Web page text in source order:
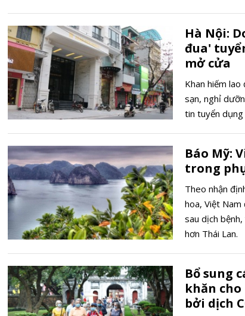
Hà Nội:
đua'
mở cửa
Khan hiếm lao
sạn, nghỉ
tin tuyển
Báo Mỹ:
trong
Theo nhận
hoa, Việt
sau dịch
hơn Thái Lan.
Bổ sung
khăn
bởi dịch